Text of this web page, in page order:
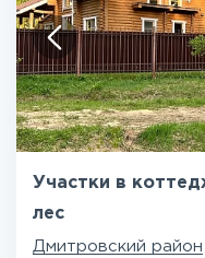
Участки в
лес
Дмитровский район